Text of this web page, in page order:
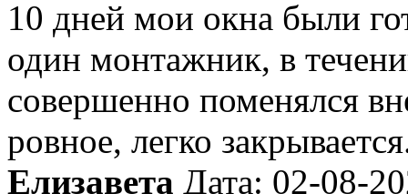
10 дней мои окна были
один монтажник, в
совершенно поменялся
ровное, легко
Елизавета Дата: 02-08-